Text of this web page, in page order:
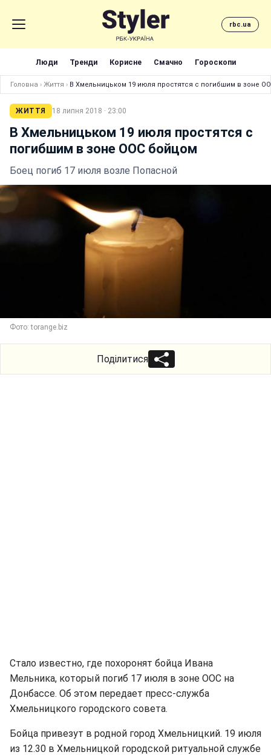
rbc.ua
Люди Тренди Корисне Смачно Гороскопи
Головна › Життя › В Хмельницьком 19 июля простятся с погибшим в зоне
ЖИТТЯ 18 липня 2018 · 23:00
В Хмельницьком 19 июля простятся с
погибшим в зоне ООС бойцом
Боец погиб 17 июля возле Попасной
Фото: torange.biz
Поділитися
Стало известно, где похоронят бойца Ивана
Мельника, который погиб 17 июля в зоне ООС на
Донбассе. Об этом передает пресс-служба
Хмельницкого городского совета.
Бойца привезут в родной город Хмельницкий. 19 июля
из 12.30 в Хмельницкой городской ритуальной службе